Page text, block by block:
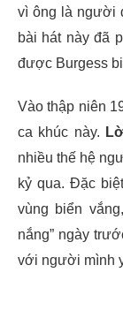
vì ông là người
bài hát này đã
được Burgess
Vào thập niên
ca khúc này.
nhiều thế hệ
kỷ qua. Đặc
vùng biển
nắng” ngày
với người mình